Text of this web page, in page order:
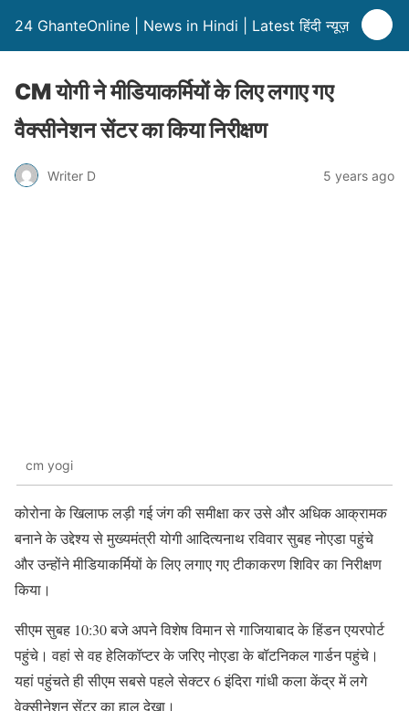
24 GhanteOnline | News in Hindi | Latest हिंदी न्यूज़
CM योगी ने मीडियाकर्मियों के लिए लगाए गए
वैक्सीनेशन सेंटर का किया निरीक्षण
Writer D 5 years ago
cm yogi
कोरोना के खिलाफ लड़ी गई जंग की समीक्षा कर उसे और अधिक आक्रामक
बनाने के उद्देश्य से मुख्यमंत्री योगी आदित्यनाथ रविवार सुबह नोएडा पहुंचे
और उन्होंने मीडियाकर्मियों के लिए लगाए गए टीकाकरण शिविर का निरीक्षण
किया।
सीएम सुबह 10:30 बजे अपने विशेष विमान से गाजियाबाद के हिंडन एयरपोर्ट
पहुंचे। वहां से वह हेलिकॉप्टर के जरिए नोएडा के बॉटनिकल गार्डन पहुंचे।
यहां पहुंचते ही सीएम सबसे पहले सेक्टर 6 इंदिरा गांधी कला केंद्र में लगे
वेक्सीनेशन सेंटर का हाल देखा।